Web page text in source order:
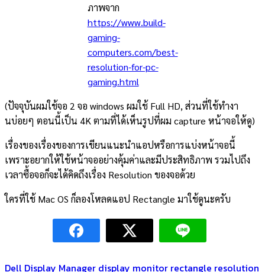
ภาพจาก
https://www.build-
gaming-
computers.com/best-
resolution-for-pc-
gaming.html
(ปัจจุบันผมใช้จอ 2 จอ windows ผมใช้ Full HD, ส่วนที่ใช้ทำงา
นบ่อยๆ ตอนนี้เป็น 4K ตามที่ได้เห็นรูปที่ผม capture หน้าจอให้ดู)
เรื่องของเรื่องของการเขียนแนะนำแอปหรือการแบ่งหน้าจอนี้
เพราะอยากให้ใช้หน้าจออย่างคุ้มค่าและมีประสิทธิภาพ รวมไปถึง
เวลาซื้อจอก็จะได้คิดถึงเรื่อง Resolution ของจอด้วย
ใครที่ใช้ Mac OS ก็ลองโหลดแอป Rectangle มาใช้ดูนะครับ
Dell Display Manager display monitor rectangle resolution